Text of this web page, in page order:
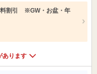
料割引 ※GW・お盆・年
あります